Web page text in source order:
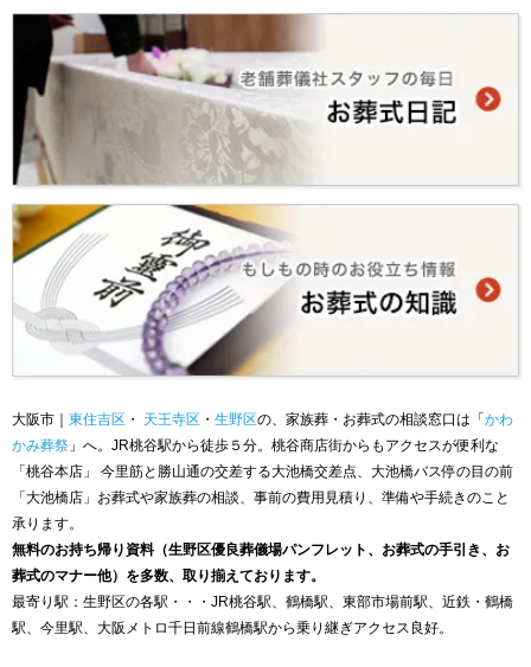
大阪市｜ 東住吉区 ・ 天王寺区 ・ 生野区の、家族葬・お葬式の相談窓口は「 かわ
かみ葬祭 」へ。JR桃谷駅から徒歩５分。桃谷商店街からもアクセスが便利な
「桃谷本店」 今里筋と勝山通の交差する大池橋交差点、大池橋バス停の目の前
「大池橋店」お葬式や家族葬の相談、事前の費用見積り、準備や手続きのこと
承ります。
無料のお持ち帰り資料（生野区優良葬儀場パンフレット、お葬式の手引き、お
葬式のマナー他）を多数、取り揃えております。
最寄り駅：生野区の各駅・・・JR桃谷駅、鶴橋駅、東部市場前駅、近鉄・鶴橋
駅、今里駅、大阪メトロ千日前線鶴橋駅から乗り継ぎアクセス良好。